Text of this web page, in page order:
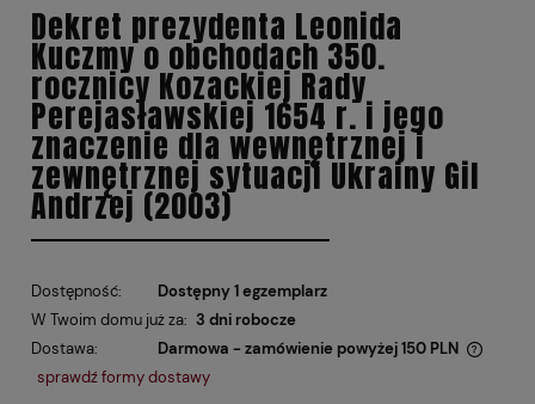
Dekret prezydenta Leonida
Kuczmy o obchodach 350.
rocznicy Kozackiej Rady
Perejasławskiej 1654 r. i jego
znaczenie dla wewnętrznej i
zewnętrznej sytuacji Ukrainy Gil
Andrzej (2003)
Dostępność:
Dostępny 1 egzemplarz
W Twoim domu już za: 3 dni robocze
Dostawa:
Darmowa - zamówienie powyżej 150 PLN
Cena nie zawiera ewentualnych kosztów płatności
sprawdź formy dostawy